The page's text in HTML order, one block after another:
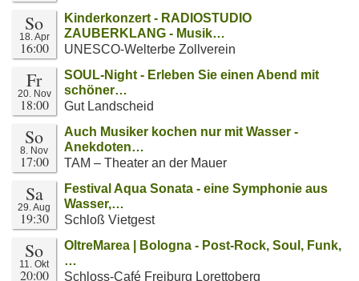
So
18. Apr
16:00
Kinderkonzert - RADIOSTUDIO
ZAUBERKLANG - Musik…
UNESCO-Welterbe Zollverein
Fr
20. Nov
18:00
SOUL-Night - Erleben Sie einen Abend mit
schöner…
Gut Landscheid
So
8. Nov
17:00
Auch Musiker kochen nur mit Wasser -
Anekdoten…
TAM – Theater an der Mauer
Sa
29. Aug
19:30
Festival Aqua Sonata - eine Symphonie aus
Wasser,…
Schloß Vietgest
So
11. Okt
20:00
OltreMarea | Bologna - Post-Rock, Soul, Funk,
…
Schloss-Café Freiburg Lorettoberg